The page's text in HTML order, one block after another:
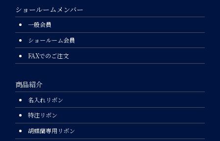
ショールームメンバー
一般会員
ショールーム会員
FAXでのご注文
商品紹介
名入れリボン
特注リボン
胡蝶蘭専用リボン